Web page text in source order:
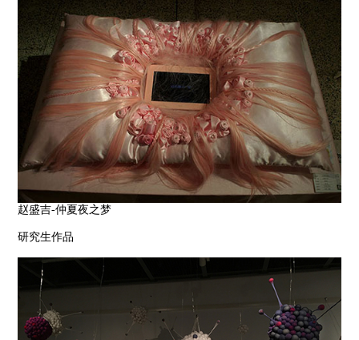
赵盛吉-仲夏夜之梦
研究生作品